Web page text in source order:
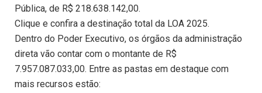
Pública, de R$ 218.638.142,00.
Clique e confira a destinação total da LOA 2025.
Dentro do Poder Executivo, os órgãos da administração
direta vão contar com o montante de R$
7.957.087.033,00. Entre as pastas em destaque com
mais recursos estão: